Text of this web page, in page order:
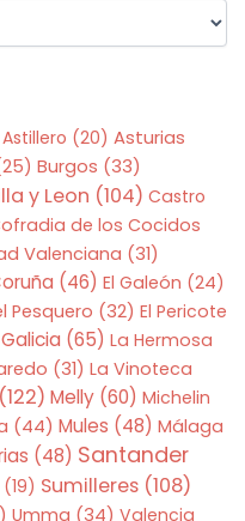
Astillero (20) Asturias
Burgos (33)
y Leon (104) Castro
de los Cocidos
Valenciana (31)
(46) El Galeón (24)
Pesquero (32) El Pericote
Galicia (65) La Hermosa
(31) La Vinoteca
(122) Melly(60) Michelin
(44) Mules (48) Málaga
(48) Santander
(19) Sumilleres(108)
Umma (34) Valencia